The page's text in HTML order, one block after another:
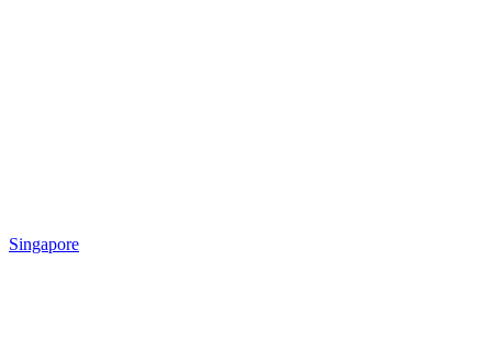
Singapore